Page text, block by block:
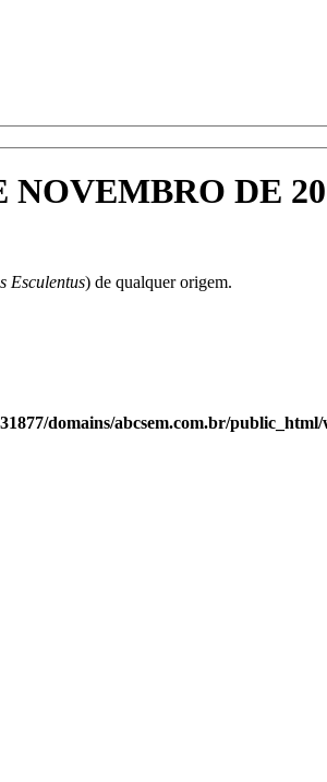
NOVEMBRO DE
Esculentus) de qualquer origem.
domains/abcsem.com.br/